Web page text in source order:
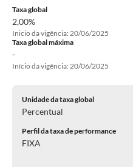
Taxa global
2,00%
Inicio da vigência: 20/06/2025
Taxa global máxima
-
Início da vigência: 20/06/2025
Unidade da taxa global
Percentual
Perfil da taxa de performance
FIXA